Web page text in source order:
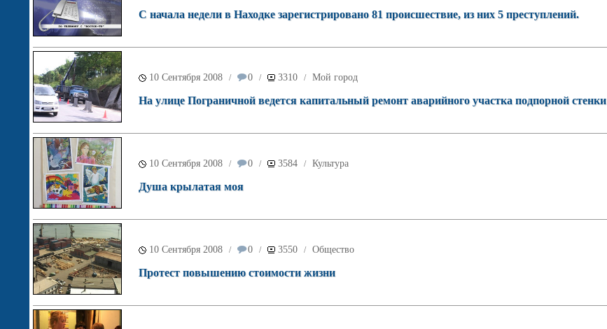
С начала недели в Находке зарегистрировано 81 происшествие, из них 5 преступлений.
10 Сентября 2008 / 0 / 3310 / Мой город
На улице Пограничной ведется капитальный ремонт аварийного участка подпорной стенки
10 Сентября 2008 / 0 / 3584 / Культура
Душа крылатая моя
10 Сентября 2008 / 0 / 3550 / Общество
Протест повышению стоимости жизни